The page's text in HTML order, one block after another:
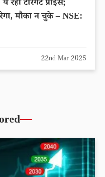
टारगेट प्राइस;
मौका न चुके – NSE:
22nd Mar 2025